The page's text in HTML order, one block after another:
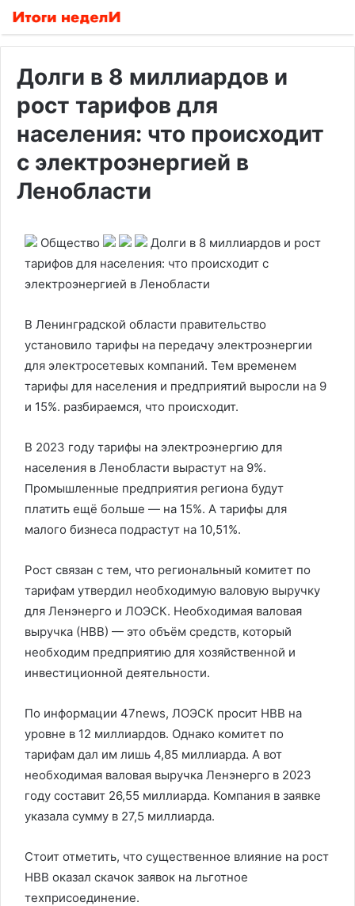
Долги в 8 миллиардов и
рост тарифов для
населения: что происходит
с электроэнергией в
Ленобласти
Общество
Долги в 8 миллиардов и рост
тарифов для населения: что происходит с
электроэнергией в Ленобласти
В Ленинградской области правительство
установило тарифы на передачу электроэнергии
для электросетевых компаний. Тем временем
тарифы для населения и предприятий выросли на 9
и 15%. разбираемся, что происходит.
В 2023 году тарифы на электроэнергию для
населения в Ленобласти вырастут на 9%.
Промышленные предприятия региона будут
платить ещё больше — на 15%. А тарифы для
малого бизнеса подрастут на 10,51%.
Рост связан с тем, что региональный комитет по
тарифам утвердил необходимую валовую выручку
для Ленэнерго и ЛОЭСК. Необходимая валовая
выручка (НВВ) — это объём средств, который
необходим предприятию для хозяйственной и
инвестиционной деятельности.
По информации 47news, ЛОЭСК просит НВВ на
уровне в 12 миллиардов. Однако комитет по
тарифам дал им лишь 4,85 миллиарда. А вот
необходимая валовая выручка Ленэнерго в 2023
году составит 26,55 миллиарда. Компания в заявке
указала сумму в 27,5 миллиарда.
Стоит отметить, что существенное влияние на рост
НВВ оказал скачок заявок на льготное
техприсоединение.